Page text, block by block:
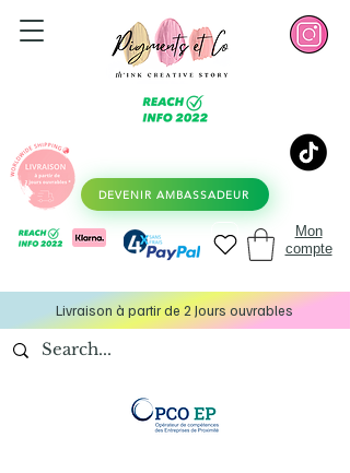
DEVENIR AMBASSADEUR
Mon
compte
Livraison à partir de 2 Jours ouvrables